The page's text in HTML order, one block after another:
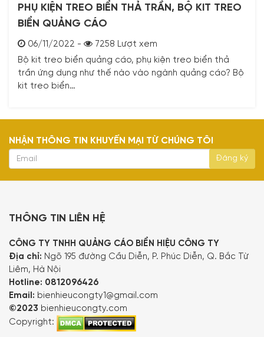
PHỤ KIỆN TREO BIỂN THẢ TRẦN, BỘ KIT TREO
BIỂN QUẢNG CÁO
06/11/2022 -
7258 Lượt xem
Bộ kit treo biển quảng cáo, phụ kiện treo biển thả
trần ứng dụng như thế nào vào ngành quảng cáo? Bộ
kit treo biển…
NHẬN THÔNG TIN KHUYẾN MẠI TỪ CHÚNG TÔI
THÔNG TIN LIÊN HỆ
CÔNG TY TNHH QUẢNG CÁO BIỂN HIỆU CÔNG TY
Địa chỉ: Ngõ 195 đường Cầu Diễn, P. Phúc Diễn, Q. Bắc Từ
Liêm, Hà Nội
Hotline: 0812096426
Email: bienhieucongty1@gmail.com
©2023 bienhieucongty.com
Copyright: